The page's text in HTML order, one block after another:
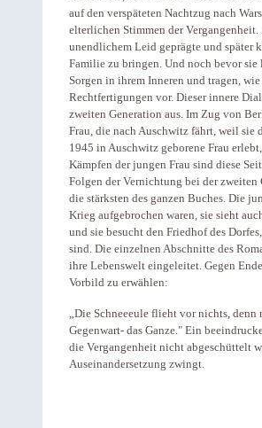
auf den verspäteten Nachtzug nach
elterlichen Stimmen der
unendlichem Leid geprägte und später
Familie zu bringen. Und noch bevor
Sorgen in ihrem Inneren und tragen,
Rechtfertigungen vor. Dieser innere
zweiten Generation aus. Im Zug von
Frau, die nach Auschwitz fährt, weil sie
1945 in Auschwitz geborene Frau
Kämpfen der jungen Frau sind diese
Folgen der Vernichtung bei der zweiten
die stärksten des ganzen Buches. Die
Krieg aufgebrochen waren, sie sieht
und sie besucht den Friedhof des
sind. Die einzelnen Abschnitte des
ihre Lebenswelt eingeleitet. Gegen
Vorbild zu erwählen:
„Die Schneeeule flieht vor nichts, denn
Gegenwart- das Ganze." Ein
die Vergangenheit nicht abgeschüttelt
Auseinandersetzung zwingt.